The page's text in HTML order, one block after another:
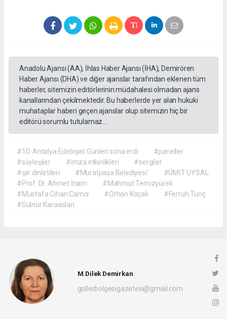
Anadolu Ajansı (AA), İhlas Haber Ajansı (İHA), Demirören
Haber Ajansı (DHA) ve diğer ajanslar tarafından eklenen tüm
haberler, sitemizin editörlerinin müdahalesi olmadan ajans
kanallarından çekilmektedir. Bu haberlerde yer alan hukuki
muhataplar haberi geçen ajanslar olup sitemizin hiç bir
editörü sorumlu tutulamaz...
#10. Antalya Edebiyat Günleri sona erdi
#paneller
#söyleşiler
#imza etkinlikleri
#sergiler
#şiir dinletileri
#Muratpaşa Belediyesi’
#ÜMİT UYSAL
#Prof. Dr. Ahmet İnam
#Mahmut Temizyürek
#Mustafa Cihan Camcı
#Orhan Koçak
#Ferruh Tunç
#Gülnur Karaaslan
M.Dilek Demirkan
gollerbolgesigazetesi@gmail.com